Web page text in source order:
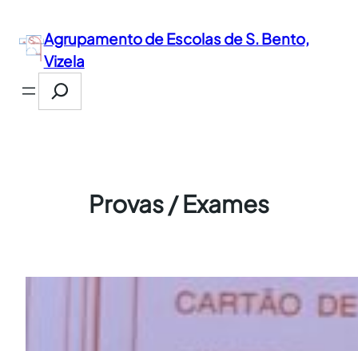
para
conteúdo
Agrupamento de Escolas de S. Bento,
Vizela
Search
Provas / Exames